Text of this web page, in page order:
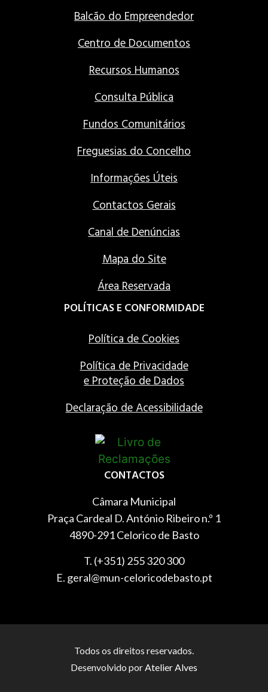
Balcão do Empreendedor
Centro de Documentos
Recursos Humanos
Consulta Pública
Fundos Comunitários
Freguesias do Concelho
Informações Úteis
Contactos Gerais
Canal de Denúncias
Mapa do Site
Área Reservada
POLÍTICAS E CONFORMIDADE
Política de Cookies
Política de Privacidade
e Proteção de Dados
Declaração de Acessibilidade
CONTACTOS
Câmara Municipal
Praça Cardeal D. António Ribeiro n.º 1
4890-291 Celorico de Basto
T. (+351) 255 320 300
E. geral@mun-celoricodebasto.pt
Todos os direitos reservados.
Desenvolvido porAtelier Alves